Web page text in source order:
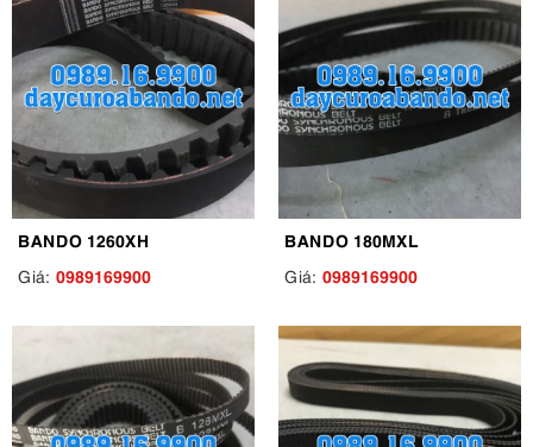
BANDO 1260XH
Giá: 0989169900
BANDO 180MXL
Giá: 0989169900